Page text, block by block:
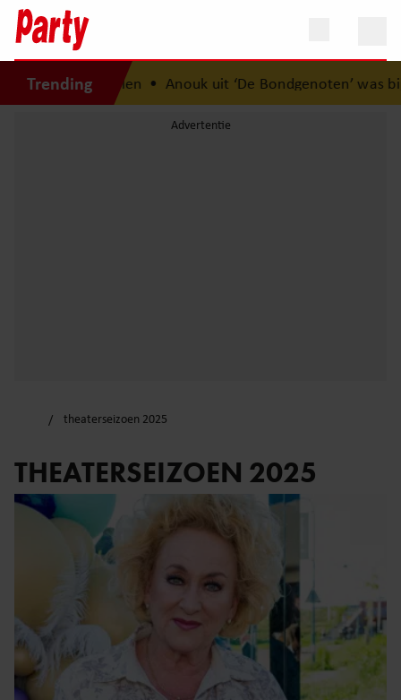
Trending
kilo afvallen Anouk uit ‘De Bondgenoten’ was bijna
theaterseizoen 2025
THEATERSEIZOEN 2025